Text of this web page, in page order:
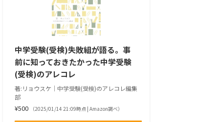
中学受験(受検)失敗組が語る。事
前に知っておきたかった中学受験
(受検)のアレコレ
著:リョウスケ｜中学受験(受検)のアレコレ編集
部
¥500 （2025/01/14 21:09時点 | Amazon調べ）